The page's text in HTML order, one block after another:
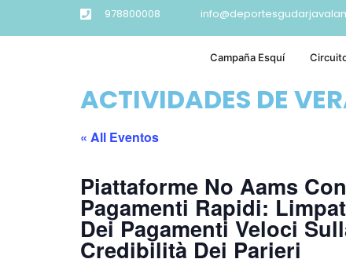
978800008
Campaña Esquí
ACTIVIDADES DE
« All Eventos
Piattaforme No Aams Con
Pagamenti Rapidi:
Dei Pagamenti Veloci
Credibilità Dei Parieri